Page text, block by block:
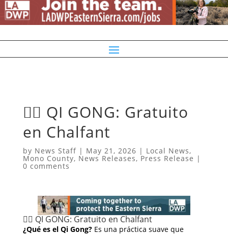
🧘‍♂️ QI GONG: Gratuito
en Chalfant
by News Staff| May 21, 2026 | Local News,
Mono County, News Releases, Press Release |
0 comments
🧘‍♂️ QI GONG: Gratuito en Chalfant
¿Qué es el Qi Gong?Es una práctica suave que